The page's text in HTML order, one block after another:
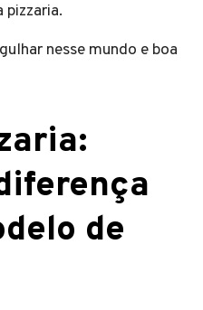
pizzaria.
nesse mundo e boa
de